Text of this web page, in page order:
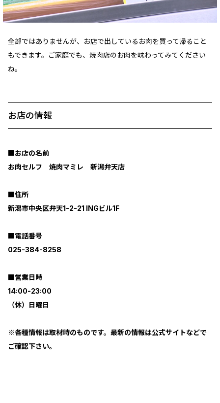
全部ではありませんが、お店で出しているお肉を買って帰ること
もできます。ご家庭でも、焼肉店のお肉を味わってみてください
ね。
お店の情報
■お店の名前
お肉セルフ 焼肉マミレ 新潟弁天店
■住所
新潟市中央区弁天1-2-21 INGビル1F
■電話番号
025-384-8258
■営業日時
14:00-23:00
（休）日曜日
※各種情報は取材時のものです。最新の情報は公式サイトなどで
ご確認下さい。